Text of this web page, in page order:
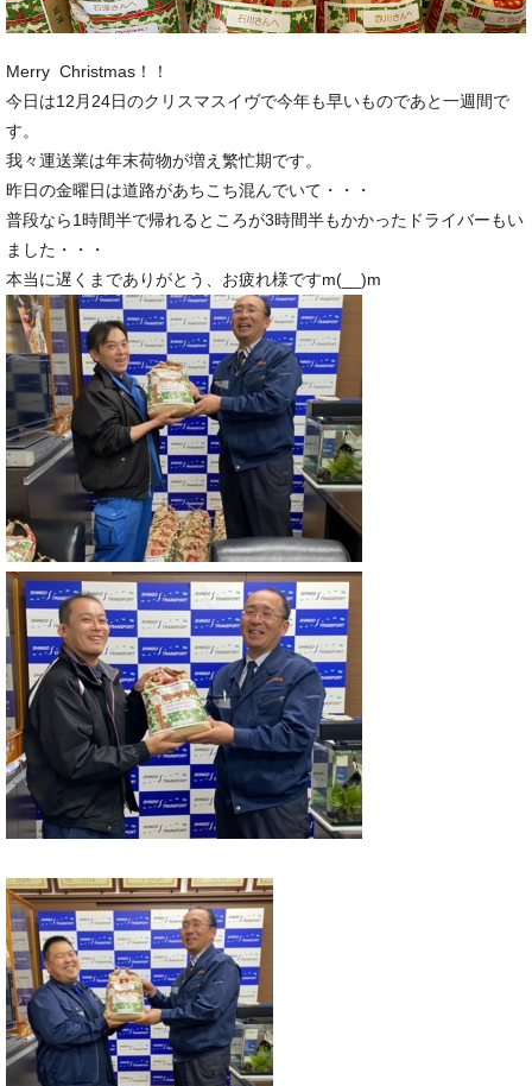
Merry Christmas！！
今日は12月24日のクリスマスイヴで今年も早いものであと一週間で
す。
我々運送業は年末荷物が増え繁忙期です。
昨日の金曜日は道路があちこち混んでいて・・・
普段なら1時間半で帰れるところが3時間半もかかったドライバーもい
ました・・・
本当に遅くまでありがとう、お疲れ様ですm(__)m